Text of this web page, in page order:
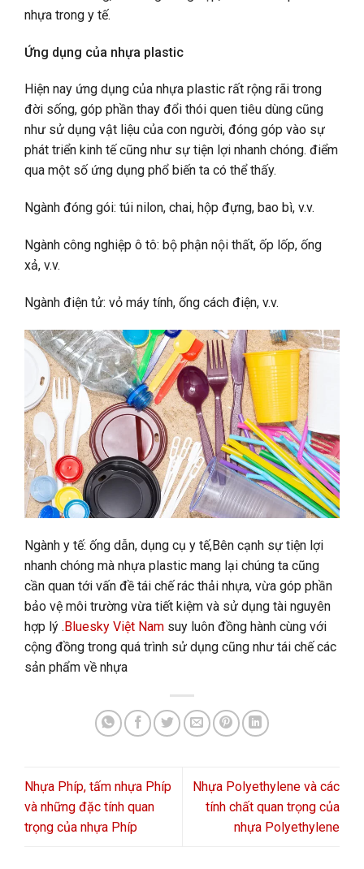
nhựa trong y tế.
Ứng dụng của nhựa plastic
Hiện nay ứng dụng của nhựa plastic rất rộng rãi trong
đời sống, góp phần thay đổi thói quen tiêu dùng cũng
như sử dụng vật liệu của con người, đóng góp vào sự
phát triển kinh tế cũng như sự tiện lợi nhanh chóng. điểm
qua một số ứng dụng phổ biến ta có thể thấy.
Ngành đóng gói: túi nilon, chai, hộp đựng, bao bì, v.v.
Ngành công nghiệp ô tô: bộ phận nội thất, ốp lốp, ống
xả, v.v.
Ngành điện tử: vỏ máy tính, ống cách điện, v.v.
Ngành y tế: ống dẫn, dụng cụ y tế,Bên cạnh sự tiện lợi
nhanh chóng mà nhựa plastic mang lại chúng ta cũng
cần quan tới vấn đề tái chế rác thải nhựa, vừa góp phần
bảo vệ môi trường vừa tiết kiệm và sử dụng tài nguyên
hợp lý .Bluesky Việt Nam suy luôn đồng hành cùng với
cộng đồng trong quá trình sử dụng cũng như tái chế các
sản phẩm về nhựa
Nhựa Phíp, tấm nhựa Phíp
và những đặc tính quan
trọng của nhựa Phíp
Nhựa Polyethylene và các
tính chất quan trọng của
nhựa Polyethylene